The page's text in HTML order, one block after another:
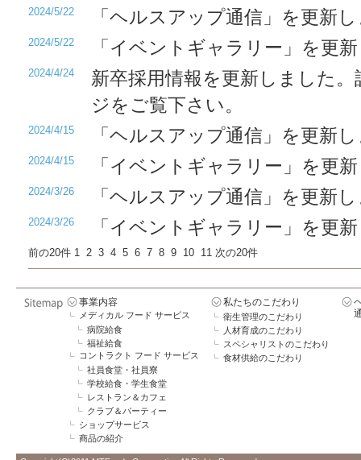
2024/5/22 「ヘルスアップ通信」を更新
2024/5/22 「イベントギャラリー」を更
2024/4/24
新卒採用情報を更新しました
ジをご覧下さい。
2024/4/15 「ヘルスアップ通信」を更新
2024/4/15 「イベントギャラリー」を更
2024/3/26 「ヘルスアップ通信」を更新
2024/3/26 「イベントギャラリー」を更
前の20件 1 2 3 4 5 6 7 8 9 10 11 次の20件
事業内容
メディカル フード サービス
病院給食
福祉給食
コントラクト フード サービス
社員食堂・社員寮
学校給食・学生食堂
レストラン＆カフェ
クラブ＆パーティー
ショップサービス
商品の紹介
私たちのこだわり
衛生管理のこだわり
人材育成のこだわり
スペシャリストのこだわり
食材供給のこだわり